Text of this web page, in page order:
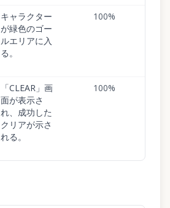
キャラクター
が緑色のゴー
ルエリアに入
る。
100%
「CLEAR」画
面が表示さ
れ、成功した
クリアが示さ
れる。
100%